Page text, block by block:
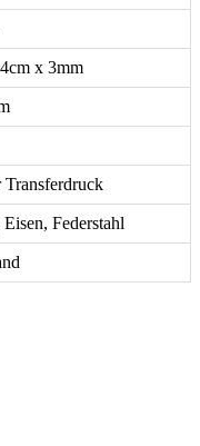
x 3mm
Transferdruck
Federstahl